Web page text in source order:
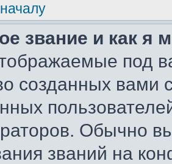
звание и как я
под
созданных
Обычно
званий на